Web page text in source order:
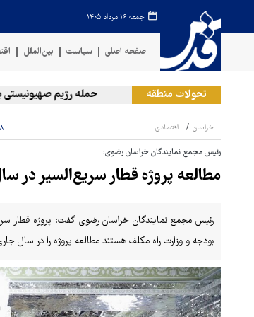
جمعه ۱۶ مرداد ۱۴۰۵
صفحه اصلی سیاست بین‌الملل
تحولات منطقه حمله رژیم صهیونیستی به
خراسان اقتصادی ۱۸
رئیس مجمع نمایندگان خراسان رضوی:
مطالعه پروژه قطار سریع‌السیر در
رئیس مجمع نمایندگان خراسان رضوی گفت: پروژه قطار
بودجه و وزارت راه مکلف هستند مطالعه پروژه را در سال